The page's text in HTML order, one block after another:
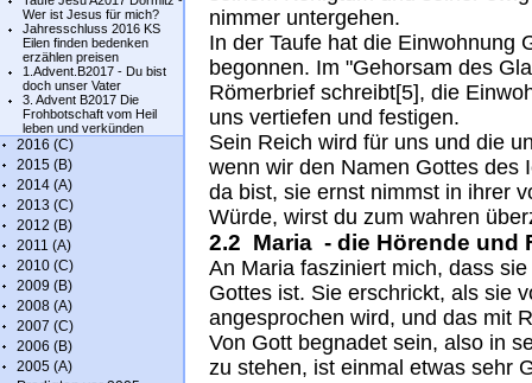
Wer ist Jesus für mich?
Jahresschluss 2016 KS
Eilen finden bedenken
erzählen preisen
1.Advent.B2017 - Du bist
doch unser Vater
3. Advent B2017 Die
Frohbotschaft vom Heil
leben und verkünden
2016 (C)
2015 (B)
2014 (A)
2013 (C)
2012 (B)
2011 (A)
2010 (C)
2009 (B)
2008 (A)
2007 (C)
2006 (B)
2005 (A)
nimmer untergehen.
In der Taufe hat die Einwohnung
begonnen. Im "Gehorsam des
Römerbrief schreibt[5], die
uns vertiefen und festigen.
Sein Reich wird für uns und die
wenn wir den Namen Gottes des
da bist, sie ernst nimmst in ihrer
Würde, wirst du zum wahren
2.2 Maria - die Hörende und
An Maria fasziniert mich, dass
Gottes ist. Sie erschrickt, als sie
angesprochen wird, und das mit
Von Gott begnadet sein, also in
zu stehen, ist einmal etwas sehr